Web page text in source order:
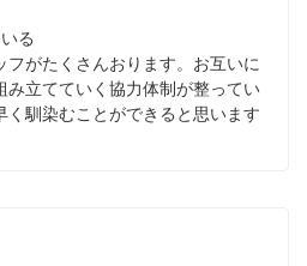
る
がたくさんおります。お互いに
み立てていく協力体制が整ってい
く馴染むことができると思います